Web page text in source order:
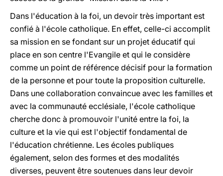
Dans l'éducation à la foi, un devoir très important est
confié à l'école catholique. En effet, celle-ci accomplit
sa mission en se fondant sur un projet éducatif qui
place en son centre l'Evangile et qui le considère
comme un point de référence décisif pour la formation
de la personne et pour toute la proposition culturelle.
Dans une collaboration convaincue avec les familles et
avec la communauté ecclésiale, l'école catholique
cherche donc à promouvoir l'unité entre la foi, la
culture et la vie qui est l'objectif fondamental de
l'éducation chrétienne. Les écoles publiques
également, selon des formes et des modalités
diverses, peuvent être soutenues dans leur devoir